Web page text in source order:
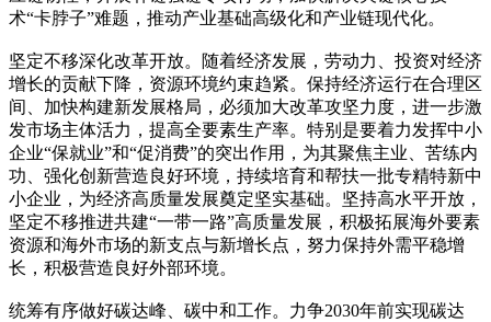
术“卡脖子”难题，推动产业基础高级化和产业链现代化。
坚定不移深化改革开放。随着经济发展，劳动力、投资对经济
增长的贡献下降，资源环境约束趋紧。保持经济运行在合理区
间、加快构建新发展格局，必须加大改革攻坚力度，进一步激
发市场主体活力，提高全要素生产率。特别是要着力发挥中小
企业“保就业”和“促消费”的突出作用，为其聚焦主业、苦练内
功、强化创新营造良好环境，持续培育和帮扶一批专精特新中
小企业，为经济高质量发展奠定坚实基础。坚持高水平开放，
坚定不移推进共建“一带一路”高质量发展，积极拓展海外要素
资源和海外市场的新支点与新增长点，努力保持外需平稳增
长，积极营造良好外部环境。
统筹有序做好碳达峰、碳中和工作。力争2030年前实现碳达